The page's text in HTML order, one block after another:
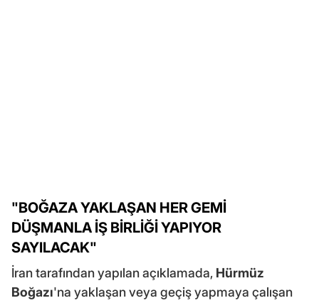
"BOĞAZA YAKLAŞAN HER GEMİ
DÜŞMANLA İŞ BİRLİĞİ YAPIYOR
SAYILACAK"
İran tarafından yapılan açıklamada, Hürmüz
Boğazı'na yaklaşan veya geçiş yapmaya çalışan